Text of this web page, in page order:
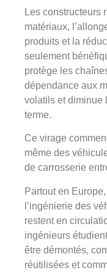
Les constructeurs
matériaux,
produits et la
seulement
protège les
dépendance aux
volatils et diminue
terme.
Ce virage
même des
de carrosserie
Partout en
l’ingénierie des
restent en
ingénieurs
être démontés,
réutilisées et